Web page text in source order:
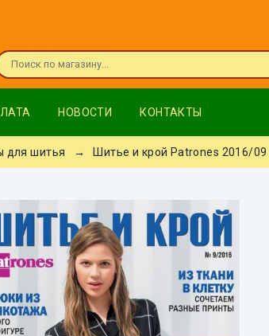
НОВОСТИ КОНТАКТЫ
для шитья → Шитье и крой Patrones 2016/09